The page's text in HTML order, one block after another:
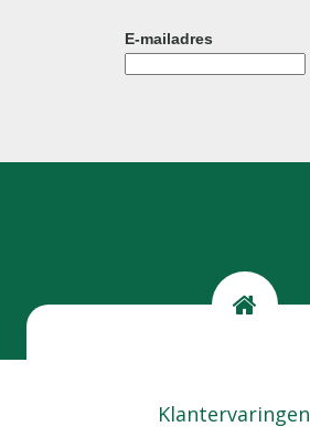
E-mailadres
Locatie
Klantervaringen